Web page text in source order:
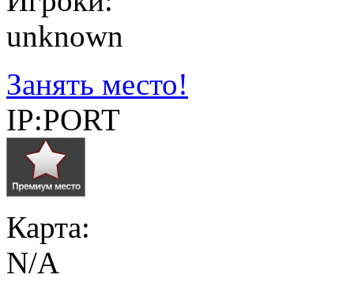
unknown
Занять место!
IP:PORT
Карта:
N/A